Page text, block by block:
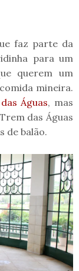
faz parte da
para um
querem um
mineira.
Águas, mas
das Águas
de balão.